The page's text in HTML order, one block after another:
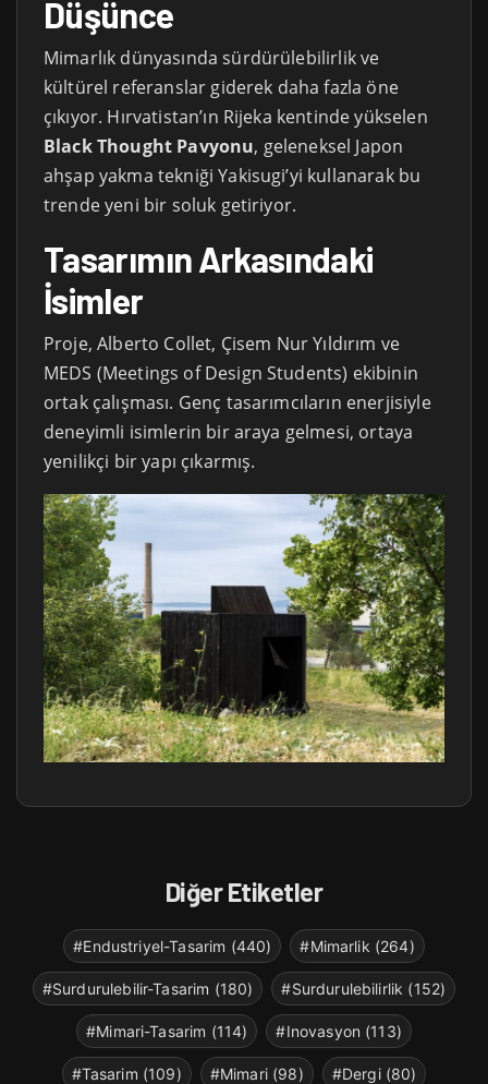
Düşünce
Mimarlık dünyasında sürdürülebilirlik ve
kültürel referanslar giderek daha fazla öne
çıkıyor. Hırvatistan’ın Rijeka kentinde yükselen
Black Thought Pavyonu, geleneksel Japon
ahşap yakma tekniği Yakisugi’yi kullanarak bu
trende yeni bir soluk getiriyor.
Tasarımın Arkasındaki
İsimler
Proje, Alberto Collet, Çisem Nur Yıldırım ve
MEDS (Meetings of Design Students) ekibinin
ortak çalışması. Genç tasarımcıların enerjisiyle
deneyimli isimlerin bir araya gelmesi, ortaya
yenilikçi bir yapı çıkarmış.
Diğer Etiketler
#Endustriyel-Tasarim (440) #Mimarlik (264)
#Surdurulebilir-Tasarim (180) #Surdurulebilirlik (152)
#Mimari-Tasarim (114) #Inovasyon (113)
#Tasarim (109) #Mimari (98) #Dergi (80)